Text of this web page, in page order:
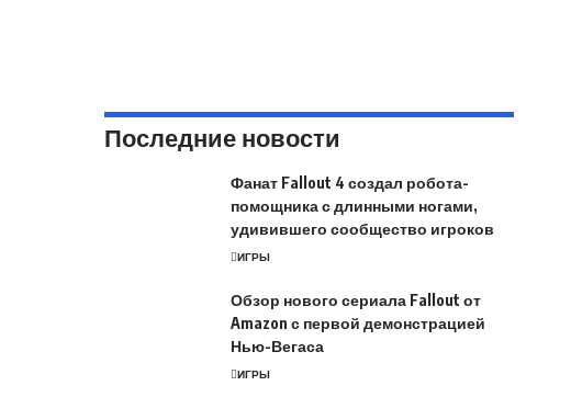
Последние новости
Фанат Fallout 4 создал робота-
помощника с длинными ногами,
удивившего сообщество игроков
ИГРЫ
Обзор нового сериала Fallout от
Amazon с первой демонстрацией
Нью-Вегаса
ИГРЫ